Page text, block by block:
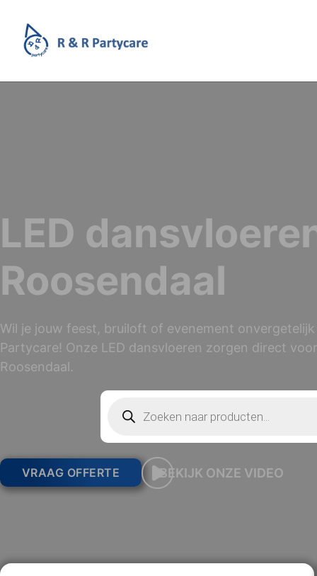
LED
Roosendaal
Wil je jouw feest, bruiloft of evenement
Partycare! Onze LED dansvloeren zorgen direct
Roosendaal.
VRAAG OFFERTE BEKIJK ONZE VIDEO